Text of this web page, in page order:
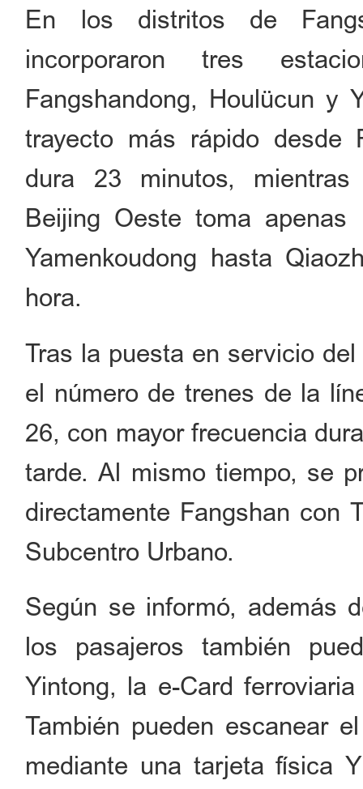
En los distritos de
incorporaron tres
Fangshandong, Houlücun y
trayecto más rápido desde
dura 23 minutos,
Beijing Oeste toma
Yamenkoudong hasta
hora.
Tras la puesta en servicio
el número de trenes de la
26, con mayor frecuencia
tarde. Al mismo tiempo, se
directamente Fangshan con
Subcentro Urbano.
Según se informó, además
los pasajeros también
Yintong, la e-Card
También pueden escanear
mediante una tarjeta física